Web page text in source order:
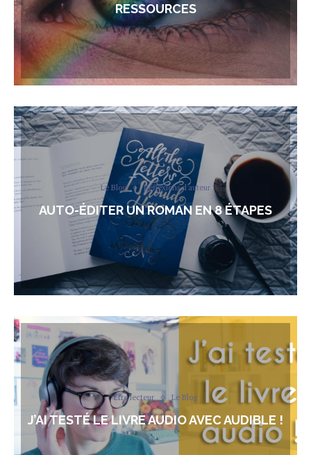
RESSOURCES
Le Blog Réflexions d'auteur
AUTO-ÉDITER UN ROMAN EN 8 ÉTAPES
Être lecteur Le Blog
J’AI TESTÉ LE LIVRE AUDIO AVEC AUDIBLE !